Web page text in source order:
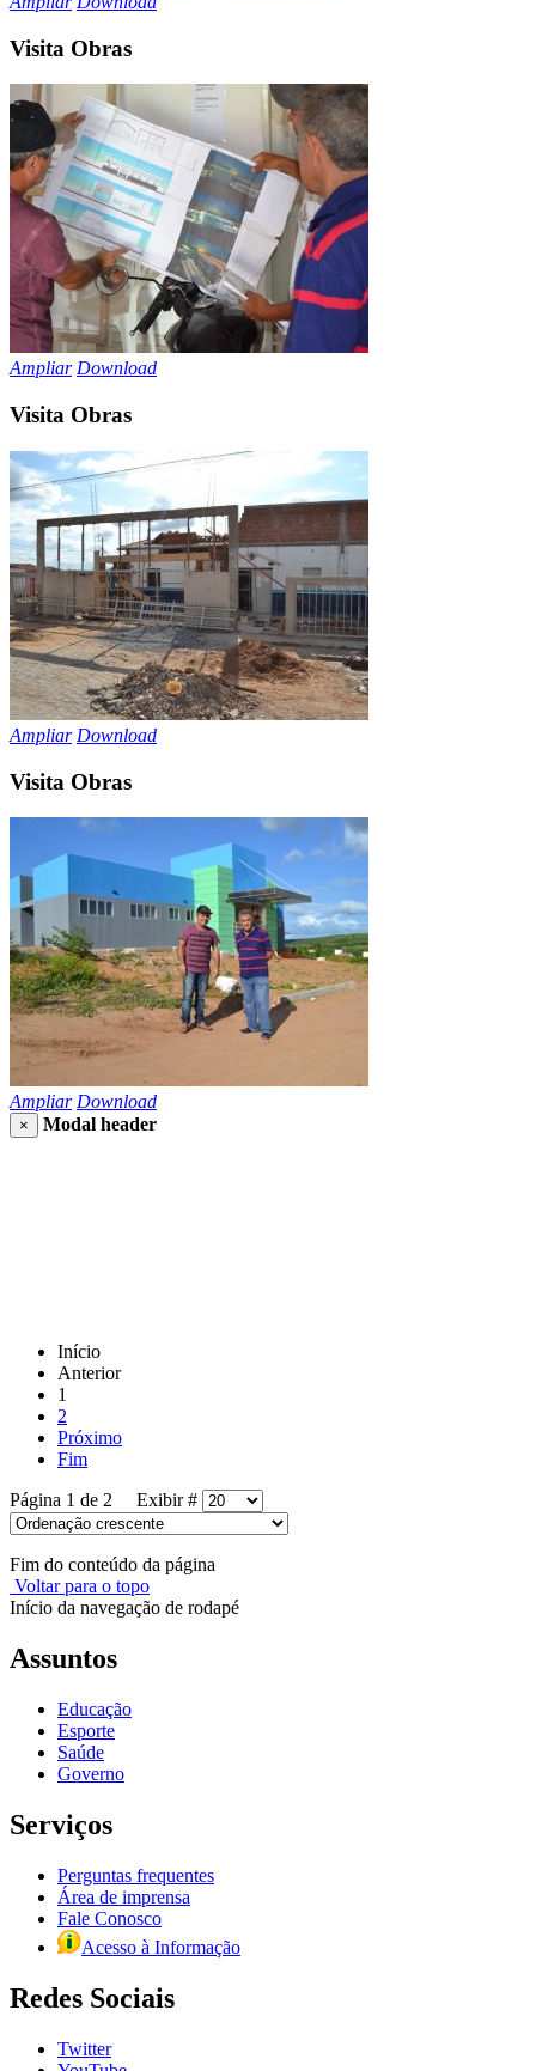
Visita Obras
Ampliar Download
Visita Obras
Ampliar Download
Visita Obras
Ampliar Download
× Modal header
Início
Anterior
1
2
Próximo
Fim
Página 1 de 2 Exibir #
Fim do conteúdo da página
Voltar para o topo
Início da navegação de rodapé
Assuntos
Educação
Esporte
Saúde
Governo
Serviços
Perguntas frequentes
Área de imprensa
Fale Conosco
Acesso à Informação
Redes Sociais
Twitter